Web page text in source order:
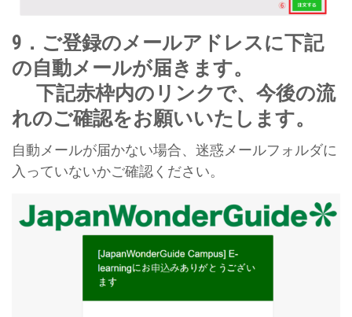
9．ご登録のメールアドレスに下記
の自動メールが届きます。
下記赤枠内のリンクで、今後の流
れのご確認をお願いいたします。
自動メールが届かない場合、迷惑メールフォルダに
入っていないかご確認ください。